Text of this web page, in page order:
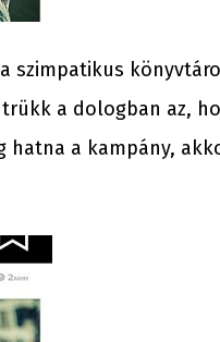
szimpatikus
a dologban az,
hatna a kampány,